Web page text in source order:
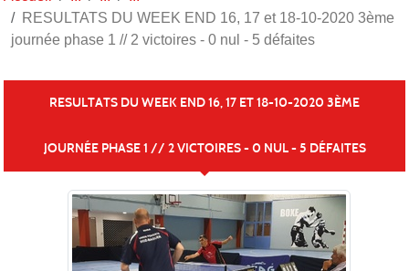
RESULTATS DU WEEK END 16, 17 et 18-10-2020 3ème
journée phase 1 // 2 victoires - 0 nul - 5 défaites
RESULTATS DU WEEK END 16, 17 ET 18-10-2020 3ÈME
JOURNÉE PHASE 1 // 2 VICTOIRES - 0 NUL - 5 DÉFAITES